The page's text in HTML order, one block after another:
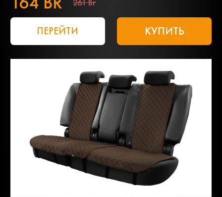
261 Br
ПЕРЕЙТИ КУПИТЬ